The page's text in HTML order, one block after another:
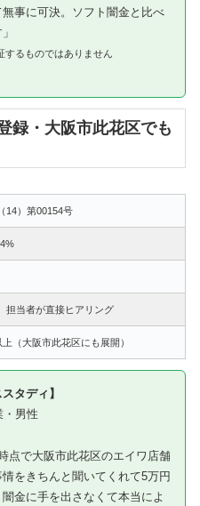
事に可決。ソフト闇金と比べ
るものではありません
録・大阪市此花区でも
14）第00154号
担当者が直接ヒアリング
（大阪市此花区にも展開）
タディ】
・男性
点で大阪市此花区のエイワ店舗
をきちんと聞いてくれて5万円
金に手を出さなくて本当によ